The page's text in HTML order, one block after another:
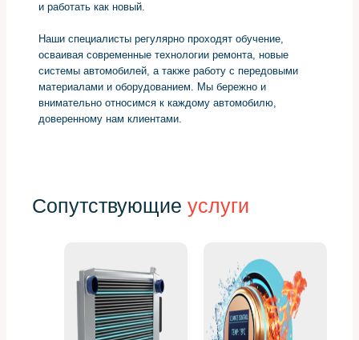
и работать как новый.
Наши специалисты регулярно проходят обучение,
осваивая современные технологии ремонта, новые
системы автомобилей, а также работу с передовыми
материалами и оборудованием. Мы бережно и
внимательно относимся к каждому автомобилю,
доверенному нам клиентами.
Сопутствующие услуги